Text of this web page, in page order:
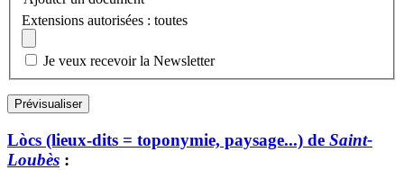
Extensions autorisées : toutes
Je veux recevoir la Newsletter
Lòcs (lieux-dits = toponymie, paysage...) de Saint-
Loubès :